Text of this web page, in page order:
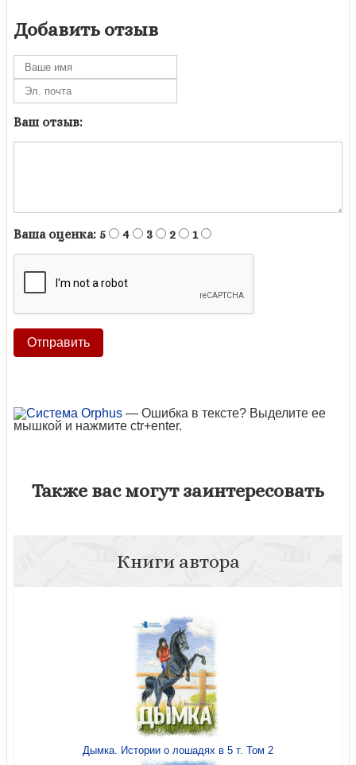
Добавить отзыв
Ваш отзыв:
Ваша оценка: 5 4 3 2 1
— Ошибка в тексте? Выделите ее
мышкой и нажмите ctr+enter.
Также вас могут заинтересовать
Книги автора
Дымка. Истории о лошадях в 5 т. Том 2